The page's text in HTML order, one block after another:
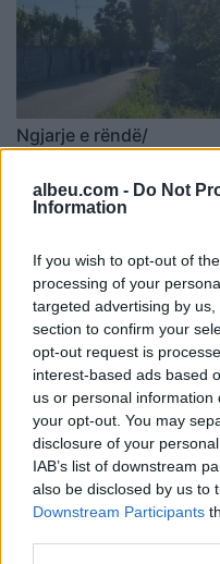
albeu.com - Do Not
Information
If you wish to opt-out of
processing of your
targeted advertising by
section to confirm your
opt-out request is
interest-based ads based
us or personal
your opt-out. You may
disclosure of your
IAB’s list of downstream
also be disclosed by us to
Downstream Participants
Ngjarje e rëndë/
zjarri në oborrin e
banesës 57-vjeçari në
07:45 / 01/06/2025
E rëndë/ Ekzekutohet me
armë zjarri 58-vjeçari në
Vlorë (EMRI)
07:53 / 27/04/2025